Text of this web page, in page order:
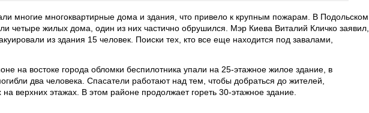
многие многоквартирные дома и здания, что привело к крупным пожарам. В Подольском
четыре жилых дома, один из них частично обрушился. Мэр Киева Виталий Кличко заявил,
из здания 15 человек. Поиски тех, кто все еще находится под завалами,
на востоке города обломки беспилотника упали на 25-этажное жилое здание, в
два человека. Спасатели работают над тем, чтобы добраться до жителей,
на верхних этажах. В этом районе продолжает гореть 30-этажное здание.